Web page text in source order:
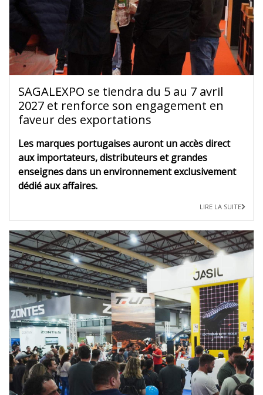
SAGALEXPO se tiendra du 5 au 7 avril
2027 et renforce son engagement en
faveur des exportations
Les marques portugaises auront un accès direct
aux importateurs, distributeurs et grandes
enseignes dans un environnement exclusivement
dédié aux affaires.
LIRE LA SUITE